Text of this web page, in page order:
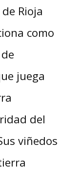
Rioja
como
juega
del
viñedos